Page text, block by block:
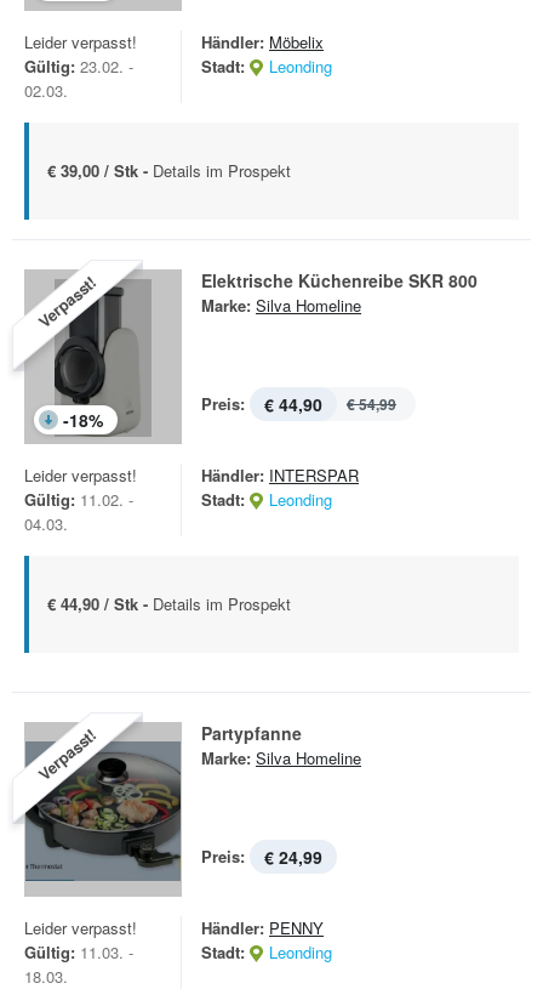
Leider verpasst!
Gültig: 23.02. -
02.03.
Händler: Möbelix
Stadt:
Leonding
€ 39,00 / Stk - Details im Prospekt
Verpasst!
-18%
Elektrische Küchenreibe SKR 800
Marke: Silva Homeline
Preis: € 44,90 € 54,99
Leider verpasst!
Gültig: 11.02. -
04.03.
Händler: INTERSPAR
Stadt:
Leonding
€ 44,90 / Stk - Details im Prospekt
Verpasst! Partypfanne
Marke: Silva Homeline
Preis: € 24,99
Leider verpasst!
Gültig: 11.03. -
18.03.
Händler: PENNY
Stadt:
Leonding